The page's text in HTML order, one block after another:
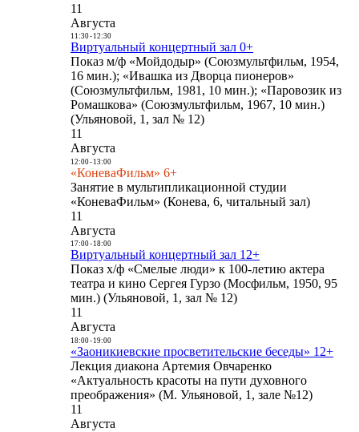
11
Августа
11:30- 12:30
Виртуальный концертный зал 0+
Показ м/ф «Мойдодыр» (Союзмультфильм, 1954,
16 мин.); «Ивашка из Дворца пионеров»
(Союзмультфильм, 1981, 10 мин.); «Паровозик из
Ромашкова» (Союзмультфильм, 1967, 10 мин.)
(Ульяновой, 1, зал № 12)
11
Августа
12:00- 13:00
«КоневаФильм» 6+
Занятие в мультипликационной студии
«КоневаФильм» (Конева, 6, читальный зал)
11
Августа
17:00- 18:00
Виртуальный концертный зал 12+
Показ х/ф «Смелые люди» к 100-летию актера
театра и кино Сергея Гурзо (Мосфильм, 1950, 95
мин.) (Ульяновой, 1, зал № 12)
11
Августа
18:00- 19:00
«Заоникиевские просветительские беседы» 12+
Лекция диакона Артемия Овчаренко
«Актуальность красоты на пути духовного
преображения» (М. Ульяновой, 1, зале №12)
11
Августа